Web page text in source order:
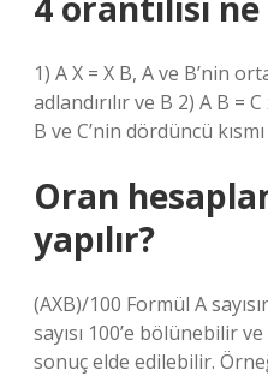
1) A X = X B, A ve B’nin
adlandırılır ve B 2) A B =
B ve C’nin dördüncü
Oran
yapılır?
(AXB)/100 Formül A
sayısı 100’e bölünebilir
sonuç elde edilebilir.